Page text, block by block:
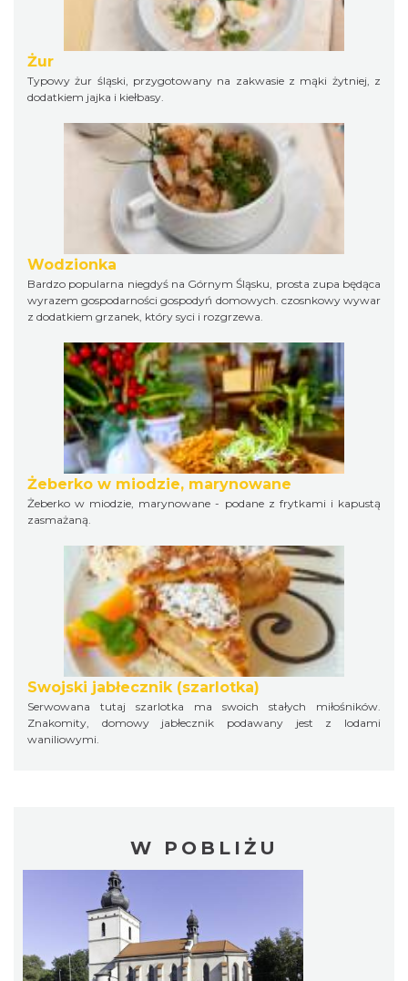
Żur
Typowy żur śląski, przygotowany na zakwasie z mąki żytniej, z
dodatkiem jajka i kiełbasy.
Wodzionka
Bardzo popularna niegdyś na Górnym Śląsku, prosta zupa będąca
wyrazem gospodarności gospodyń domowych. czosnkowy wywar
z dodatkiem grzanek, który syci i rozgrzewa.
Żeberko w miodzie, marynowane
Żeberko w miodzie, marynowane - podane z frytkami i kapustą
zasmażaną.
Swojski jabłecznik (szarlotka)
Serwowana tutaj szarlotka ma swoich stałych miłośników.
Znakomity, domowy jabłecznik podawany jest z lodami
waniliowymi.
W POBLIŻU